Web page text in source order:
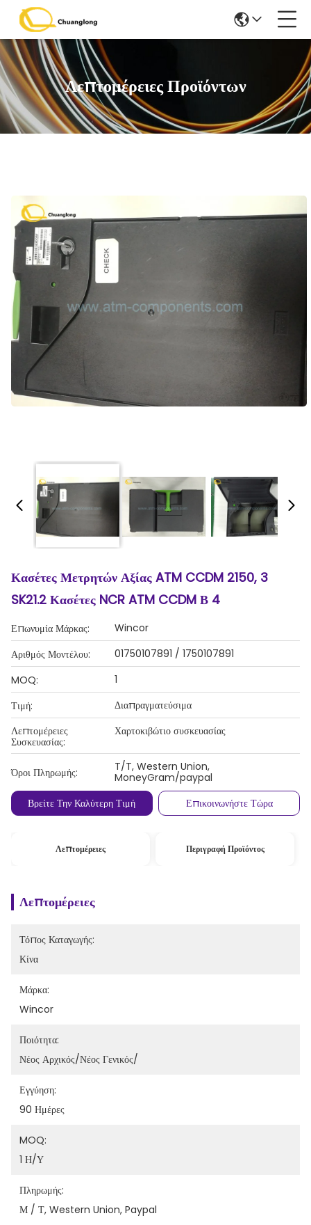
Λεπτομέρειες Προϊόντων
Κασέτες Μετρητών Αξίας ATM CCDM 2150, 3
SK21.2 Κασέτες NCR ATM CCDM Β 4
Επωνυμία Μάρκας:
Wincor
Αριθμός Μοντέλου:
01750107891 / 1750107891
MOQ:
1
Τιμή:
Διαπραγματεύσιμα
Λεπτομέρειες
Συσκευασίας:
Χαρτοκιβώτιο συσκευασίας
Όροι Πληρωμής:
T/T, Western Union,
MoneyGram/paypal
Βρείτε Την Καλύτερη Τιμή
Επικοινωνήστε Τώρα
Λεπτομέρειες Περιγραφή Προϊόντος
Λεπτομέρειες
Τόπος Καταγωγής:
Κίνα
Μάρκα:
Wincor
Ποιότητα:
Νέος Αρχικός/νέος Γενικός/
Εγγύηση:
90 Ημέρες
MOQ:
1 Η/υ
Πληρωμής:
Μ / Τ, Western Union, Paypal